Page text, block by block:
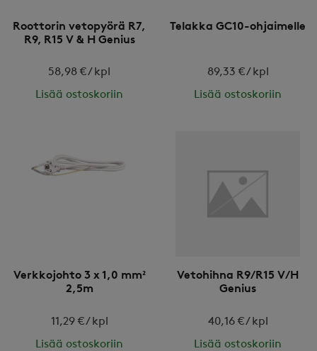
Roottorin vetopyörä R7,
R9, R15 V & H Genius
58,98 € / kpl
Lisää ostoskoriin
Telakka GC10-ohjaimelle
89,33 € / kpl
Lisää ostoskoriin
Verkkojohto 3 x 1,0 mm²
2,5m
11,29 € / kpl
Lisää ostoskoriin
Vetohihna R9/R15 V/H
Genius
40,16 € / kpl
Lisää ostoskoriin